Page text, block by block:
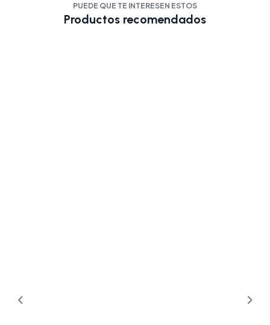
PUEDE QUE TE INTERESEN ESTOS
Productos recomendados